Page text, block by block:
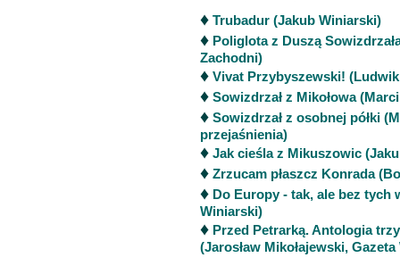
♦ Trubadur (Jakub Winiarski)
♦ Poliglota z Duszą
Zachodni)
♦ Vivat Przybyszewski!
♦ Sowizdrzał z Mikołowa
♦ Sowizdrzał z osobnej półki
przejaśnienia)
♦ Jak cieśla z Mikuszowic
♦ Zrzucam płaszcz Konrada
♦ Do Europy - tak, ale bez
Winiarski)
♦ Przed Petrarką. Antologia
(Jarosław Mikołajewski,